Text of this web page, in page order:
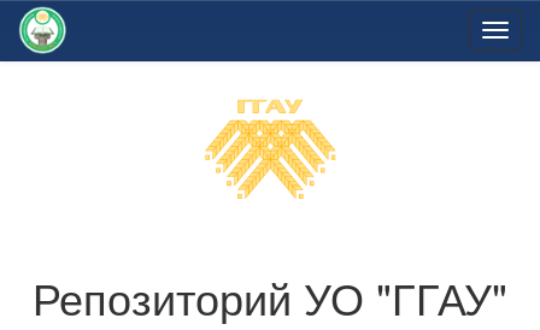
Репозиторий УО "ГГАУ"